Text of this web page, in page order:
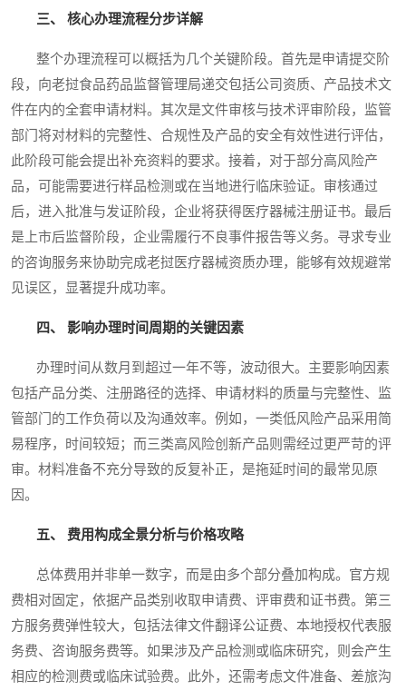
三、 核心办理流程分步详解
整个办理流程可以概括为几个关键阶段。首先是申请提交阶
段，向老挝食品药品监督管理局递交包括公司资质、产品技术文
件在内的全套申请材料。其次是文件审核与技术评审阶段，监管
部门将对材料的完整性、合规性及产品的安全有效性进行评估，
此阶段可能会提出补充资料的要求。接着，对于部分高风险产
品，可能需要进行样品检测或在当地进行临床验证。审核通过
后，进入批准与发证阶段，企业将获得医疗器械注册证书。最后
是上市后监督阶段，企业需履行不良事件报告等义务。寻求专业
的咨询服务来协助完成老挝医疗器械资质办理，能够有效规避常
见误区，显著提升成功率。
四、 影响办理时间周期的关键因素
办理时间从数月到超过一年不等，波动很大。主要影响因素
包括产品分类、注册路径的选择、申请材料的质量与完整性、监
管部门的工作负荷以及沟通效率。例如，一类低风险产品采用简
易程序，时间较短；而三类高风险创新产品则需经过更严苛的评
审。材料准备不充分导致的反复补正，是拖延时间的最常见原
因。
五、 费用构成全景分析与价格攻略
总体费用并非单一数字，而是由多个部分叠加构成。官方规
费相对固定，依据产品类别收取申请费、评审费和证书费。第三
方服务费弹性较大，包括法律文件翻译公证费、本地授权代表服
务费、咨询服务费等。如果涉及产品检测或临床研究，则会产生
相应的检测费或临床试验费。此外，还需考虑文件准备、差旅沟